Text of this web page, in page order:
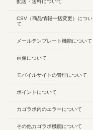
配送・送料について
CSV（商品情報一括変更）につい
て
メールテンプレート機能について
画像について
モバイルサイトの管理について
ポイントについて
カゴラボ内のエラーについて
その他カゴラボ機能について